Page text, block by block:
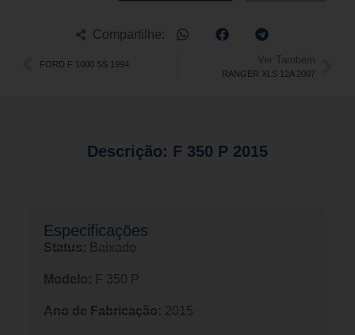
Compartilhe:
FORD F 1000 SS 1994 Ver Também
RANGER XLS 12A 2007
Descrição: F 350 P 2015
Especificações​
Status: Baixado
Modelo: F 350 P
Ano de Fabricação: 2015